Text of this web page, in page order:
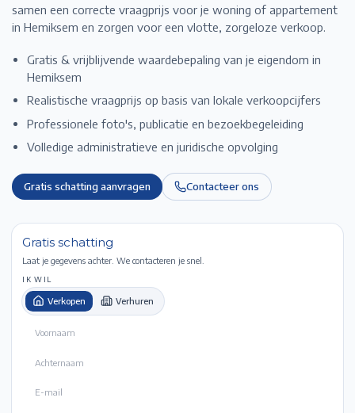
samen een correcte vraagprijs voor je woning of appartement
in Hemiksem en zorgen voor een vlotte, zorgeloze verkoop.
Gratis & vrijblijvende waardebepaling van je eigendom in
Hemiksem
Realistische vraagprijs op basis van lokale verkoopcijfers
Professionele foto's, publicatie en bezoekbegeleiding
Volledige administratieve en juridische opvolging
Gratis schatting aanvragen Contacteer ons
Gratis schatting
Laat je gegevens achter. We contacteren je snel.
IK WIL
Verkopen Verhuren